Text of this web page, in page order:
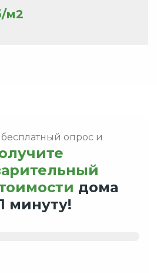
м2
опрос и
дома
минуту!